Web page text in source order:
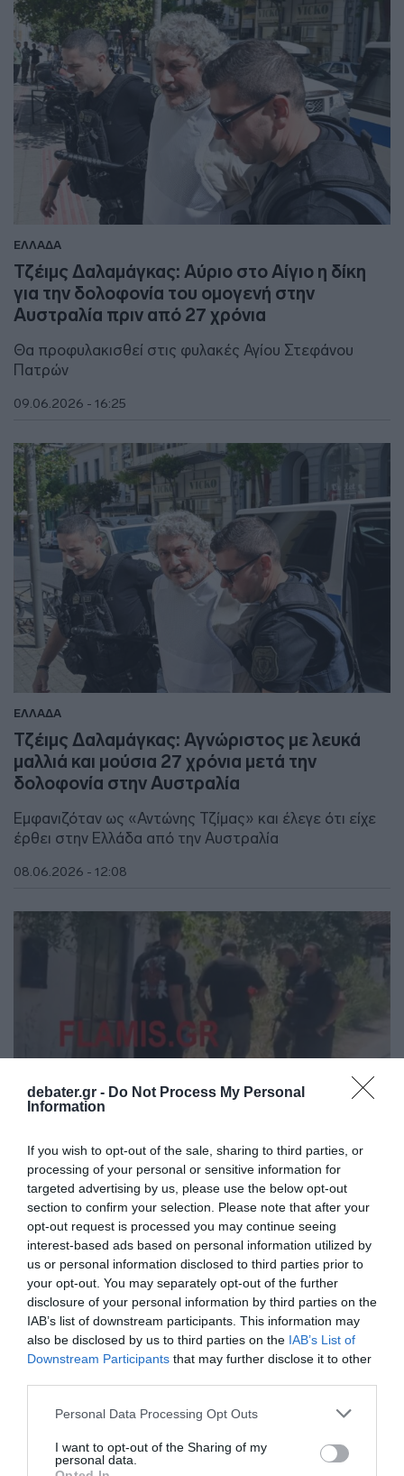
debater.gr - Do Not Process My Personal
Information
If you wish to opt-out of the sale, sharing to third parties, or
processing of your personal or sensitive information for
targeted advertising by us, please use the below opt-out
section to confirm your selection. Please note that after your
opt-out request is processed you may continue seeing
interest-based ads based on personal information utilized by
us or personal information disclosed to third parties prior to
your opt-out. You may separately opt-out of the further
disclosure of your personal information by third parties on the
IAB’s list of downstream participants. This information may
also be disclosed by us to third parties on the IAB’s List of
Downstream Participants that may further disclose it to other
Please note that this website/app uses one or more Google
not limited to your visit or usage behaviour. You may click to
grant or deny consent to Google and its third-party tags to
Personal Data Processing Opt Outs
I want to opt-out of the Sharing of my
personal data.
ΕΛΛΑΔΑ
Τζέιμς Δαλαμάγκας: Αύριο στο Αίγιο η δίκη
για την δολοφονία του ομογενή στην
Αυστραλία πριν από 27 χρόνια
Θα προφυλακισθεί στις φυλακές Αγίου Στεφάνου
Πατρών
09.06.2026 - 16:25
ΕΛΛΑΔΑ
Τζέιμς Δαλαμάγκας: Αγνώριστος με λευκά
μαλλιά και μούσια 27 χρόνια μετά την
δολοφονία στην Αυστραλία
Εμφανιζόταν ως «Αντώνης Τζίμας» και έλεγε ότι είχε
έρθει στην Ελλάδα από την Αυστραλία
08.06.2026 - 12:08
ΕΛΛΑΔΑ
Ύποπτος και για δεύτερο φόνο ομογενούς
στην Αυστραλία ο Τζέιμς Δαλαμάγκας που
συνελήφθη στο Αίγιο
Το έγκλημα σημειώθηκε το 1997
08.06.2026 - 08:37